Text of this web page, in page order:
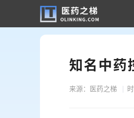
知名中药
来源：医药之梯